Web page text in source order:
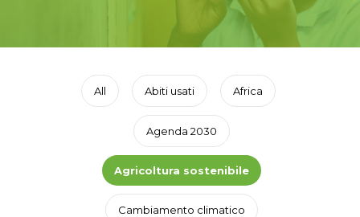
All Abiti usati Africa
Agenda 2030
Agricoltura sostenibile
Cambiamento climatico